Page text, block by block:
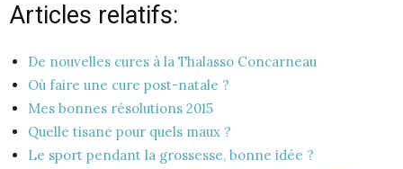
Articles relatifs:
De nouvelles cures à la Thalasso Concarneau
Où faire une cure post-natale ?
Mes bonnes résolutions 2015
Quelle tisane pour quels maux ?
Le sport pendant la grossesse, bonne idée ?